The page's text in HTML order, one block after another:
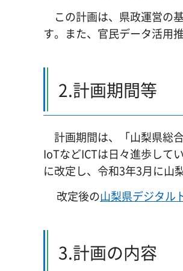
この計画は、県政運営の
す。また、官民データ活用
2.計画期間等
計画期間は、「山梨県総
IoTなどICTは日々進歩して
に改定し、令和3年3月に山
改定後の山梨県デジタル
3.計画の内容